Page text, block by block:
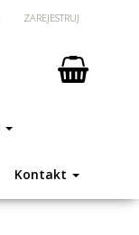
ZAREJESTRUJ
Kontakt